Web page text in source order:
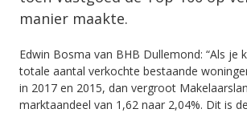
manier maakte.
Edwin Bosma van BHB Dullemond: “Als je
totale aantal verkochte bestaande
in 2017 en 2015, dan vergroot
marktaandeel van 1,62 naar 2,04%. Dit is